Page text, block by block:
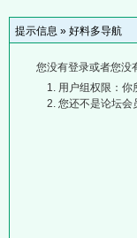
提示信息 » 好料多导航
您没有登录或者您没
用户组权限：你
您还不是论坛会